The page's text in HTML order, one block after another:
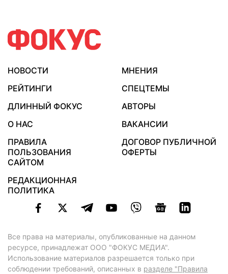
НОВОСТИ
МНЕНИЯ
РЕЙТИНГИ
СПЕЦТЕМЫ
ДЛИННЫЙ ФОКУС
АВТОРЫ
О НАС
ВАКАНСИИ
ПРАВИЛА
ПОЛЬЗОВАНИЯ
САЙТОМ
ДОГОВОР ПУБЛИЧНОЙ
ОФЕРТЫ
РЕДАКЦИОННАЯ
ПОЛИТИКА
Все права на материалы, опубликованные на данном
ресурсе, принадлежат ООО "ФОКУС МЕДИА".
Использование материалов разрешается только при
соблюдении требований, описанных в разделе "Правила